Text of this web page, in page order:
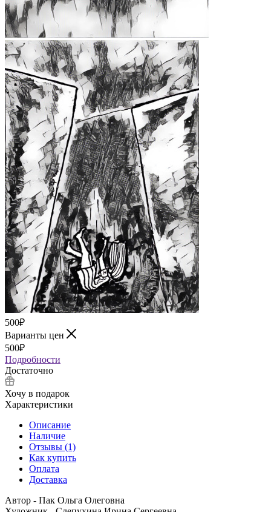
500₽
Варианты цен
500₽
Подробности
Достаточно
Хочу в подарок
Характеристики
Описание
Наличие
Отзывы (1)
Как купить
Оплата
Доставка
Автор - Пак Ольга Олеговна